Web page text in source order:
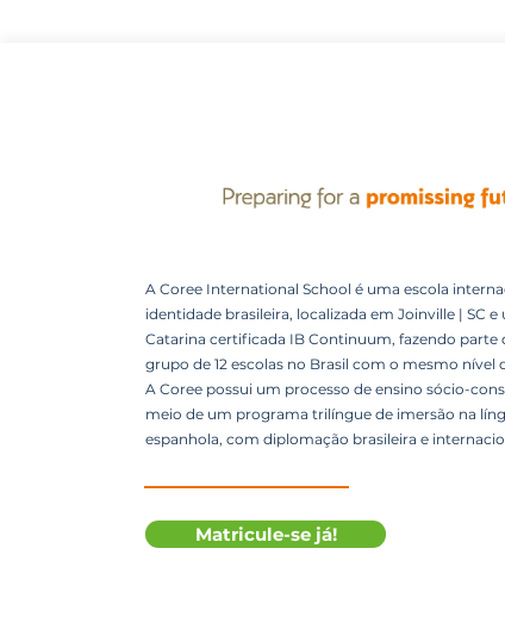
A Coree International School é uma escola
identidade brasileira, localizada em Joinville | SC e
Catarina certificada IB Continuum, fazendo parte
grupo de 12 escolas no Brasil com o mesmo nível
A Coree possui um processo de ensino sócio-
meio de um programa trilíngue de imersão na
espanhola, com diplomação brasileira e
Matricule-se já!